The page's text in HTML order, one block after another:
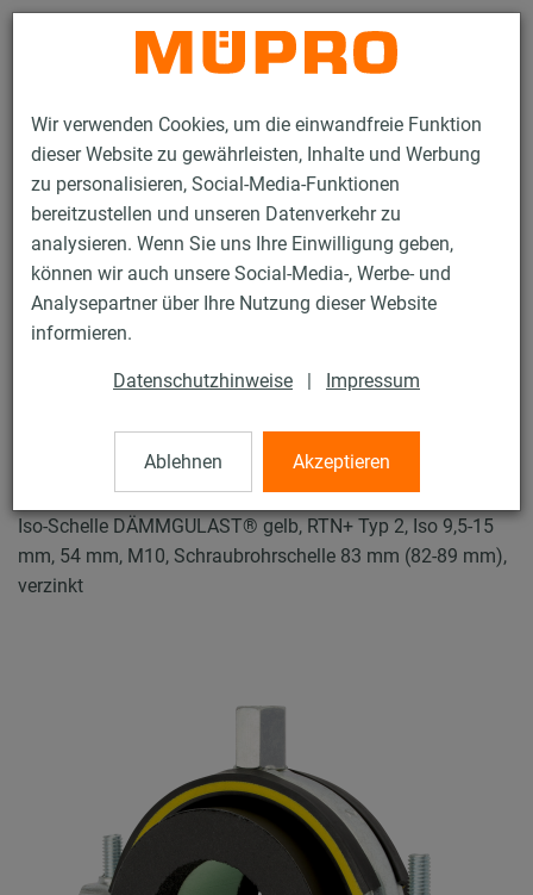
Wir verwenden Cookies, um die einwandfreie Funktion
dieser Website zu gewährleisten, Inhalte und Werbung
zu personalisieren, Social-Media-Funktionen
bereitzustellen und unseren Datenverkehr zu
analysieren. Wenn Sie uns Ihre Einwilligung geben,
können wir auch unsere Social-Media-, Werbe- und
Analysepartner über Ihre Nutzung dieser Website
informieren.
Datenschutzhinweise | Impressum
Ablehnen Akzeptieren
Kontakt
Produkte Befestigungstechnik
Rohrschellen
ISO-Schellen RTN+ Typ 2 und 4
ISO-Schellen RTN+
Typ 2 und 4
Iso-Schelle DÄMMGULAST® gelb, RTN+ Typ 2, Iso 9,5-15
mm, 54 mm, M10, Schraubrohrschelle 83 mm (82-89 mm),
verzinkt